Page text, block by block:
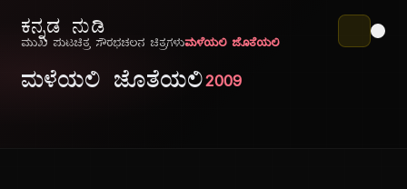
ಕನ್ನಡ ನುಡಿ
ಮುಖ ಪುಟಚಿತ್ರ ಸೌರಭಚಲನ ಚಿತ್ರಗಳುಮಳೆಯಲಿ ಜೊತೆಯಲಿ
ಮಳೆಯಲಿ ಜೊತೆಯಲಿ2009